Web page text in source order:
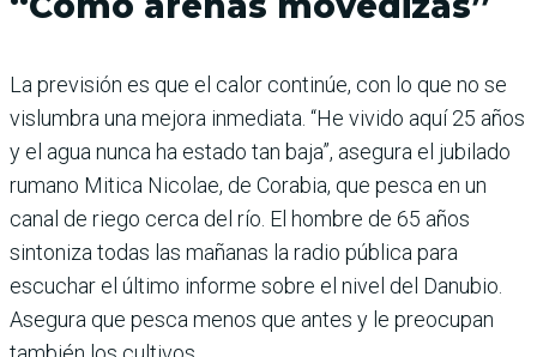
La previsión es que el calor continúe, con lo que no se
vislumbra una mejora inmediata. “He vivido aquí 25 años
y el agua nunca ha estado tan baja”, asegura el jubilado
rumano Mitica Nicolae, de Corabia, que pesca en un
canal de riego cerca del río. El hombre de 65 años
sintoniza todas las mañanas la radio pública para
escuchar el último informe sobre el nivel del Danubio.
Asegura que pesca menos que antes y le preocupan